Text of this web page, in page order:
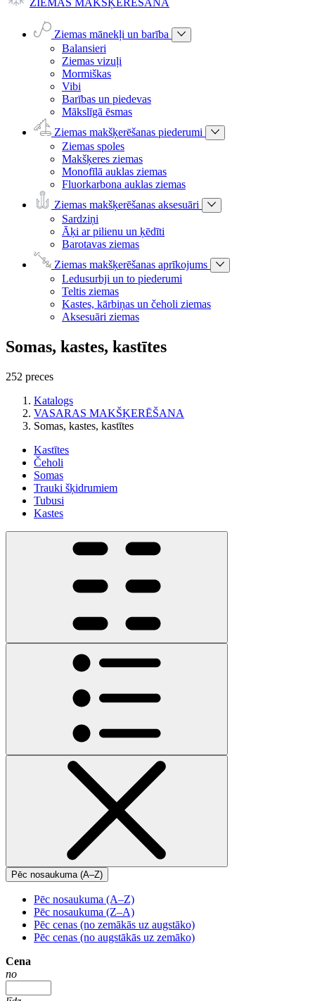
ZIEMAS MAKŠĶERĒŠANA
Ziemas mānekļi un barība
Balansieri
Ziemas vizuļi
Mormiškas
Vibi
Barības un piedevas
Mākslīgā ēsmas
Ziemas makšķerēšanas piederumi
Ziemas spoles
Makšķeres ziemas
Monofīlā auklas ziemas
Fluorkarbona auklas ziemas
Ziemas makšķerēšanas aksesuāri
Sardziņi
Āķi ar pilienu un ķēdīti
Barotavas ziemas
Ziemas makšķerēšanas aprīkojums
Ledusurbji un to piederumi
Teltis ziemas
Kastes, kārbiņas un čeholi ziemas
Aksesuāri ziemas
Somas, kastes, kastītes
252 preces
Katalogs
VASARAS MAKŠĶERĒŠANA
Somas, kastes, kastītes
Kastītes
Čeholi
Somas
Trauki šķidrumiem
Tubusi
Kastes
Pēc nosaukuma (A–Z)
Pēc nosaukuma (A–Z)
Pēc nosaukuma (Z–A)
Pēc cenas (no zemākās uz augstāko)
Pēc cenas (no augstākās uz zemāko)
Cena
no